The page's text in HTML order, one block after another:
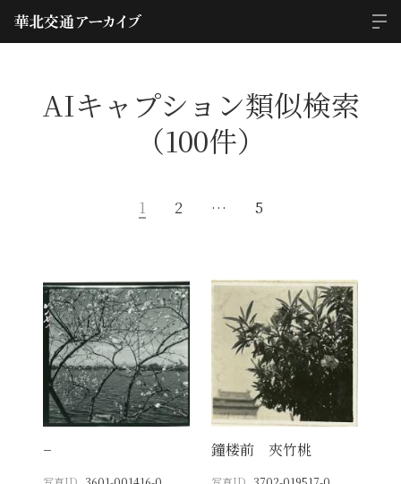
AIキャプション類似検索
（100件）
1 2 … 5
− 鐘楼前 夾竹桃